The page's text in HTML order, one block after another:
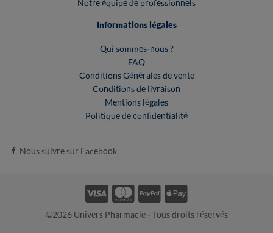
Notre équipe de professionnels
Informations légales
Qui sommes-nous ?
FAQ
Conditions Générales de vente
Conditions de livraison
Mentions légales
Politique de confidentialité
Nous suivre sur Facebook
©2026 Univers Pharmacie - Tous droits réservés